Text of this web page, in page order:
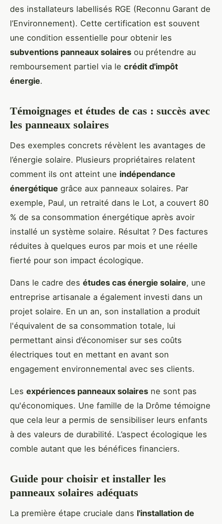
des installateurs labellisés RGE (Reconnu Garant de
l’Environnement). Cette certification est souvent
une condition essentielle pour obtenir les
subventions panneaux solaires ou prétendre au
remboursement partiel via le crédit d'impôt
énergie.
Témoignages et études de cas : succès avec
les panneaux solaires
Des exemples concrets révèlent les avantages de
l’énergie solaire. Plusieurs propriétaires relatent
comment ils ont atteint une indépendance
énergétique grâce aux panneaux solaires. Par
exemple, Paul, un retraité dans le Lot, a couvert 80
% de sa consommation énergétique après avoir
installé un système solaire. Résultat ? Des factures
réduites à quelques euros par mois et une réelle
fierté pour son impact écologique.
Dans le cadre des études cas énergie solaire, une
entreprise artisanale a également investi dans un
projet solaire. En un an, son installation a produit
l'équivalent de sa consommation totale, lui
permettant ainsi d’économiser sur ses coûts
électriques tout en mettant en avant son
engagement environnemental avec ses clients.
Les expériences panneaux solaires ne sont pas
qu'économiques. Une famille de la Drôme témoigne
que cela leur a permis de sensibiliser leurs enfants
à des valeurs de durabilité. L’aspect écologique les
comble autant que les bénéfices financiers.
Guide pour choisir et installer les
panneaux solaires adéquats
La première étape cruciale dans l'installation de